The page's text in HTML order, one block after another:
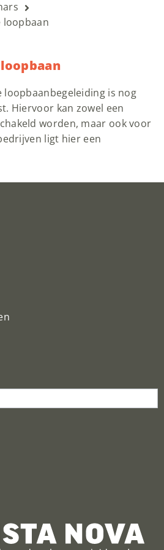
loopbaan
loopbaanbegeleiding is nog
Hiervoor kan zowel een
worden, maar ook voor
ligt hier een